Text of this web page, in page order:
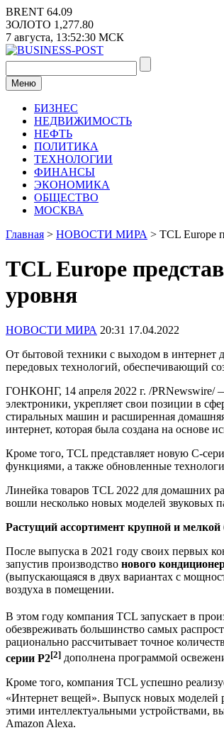
Перейти
к
содержимому
BRENT 64.09
ЗОЛОТО 1,277.80
7 августа, 13:52:31 МСК
Меню
БИЗНЕС
НЕДВИЖИМОСТЬ
НЕФТЬ
ПОЛИТИКА
ТЕХНОЛОГИИ
ФИНАНСЫ
ЭКОНОМИКА
ОБЩЕСТВО
МОСКВА
Главная > НОВОСТИ МИРА > TCL Europe
TCL Europe
уровня
НОВОСТИ МИРА 20:31 17.04.2022
От бытовой техники с выходом в интернет
передовых технологий, обеспечивающий
ГОНКОНГ, 14 апреля 2022 г. /PRNewswire/
электроники, укрепляет свои позиции в
стиральных машин и расширенная
интернет, которая была создана на основе
Кроме того, TCL представляет новую C-
функциями, а также обновленные
Линейка товаров TCL 2022 для домашних
вошли несколько новых моделей звуковых
Растущий ассортимент крупной и
После выпуска в 2021 году своих первых
запустив производство нового
(выпускающаяся в двух вариантах с
воздуха в помещении.
В этом году компания TCL запускает в
обезвреживать большинство самых
рационально рассчитывает точное
серии P2[2] дополнена программой
Кроме того, компания TCL успешно
«Интернет вещей». Выпуск новых моделей
этими интеллектуальными устройствами,
Amazon Alexa.